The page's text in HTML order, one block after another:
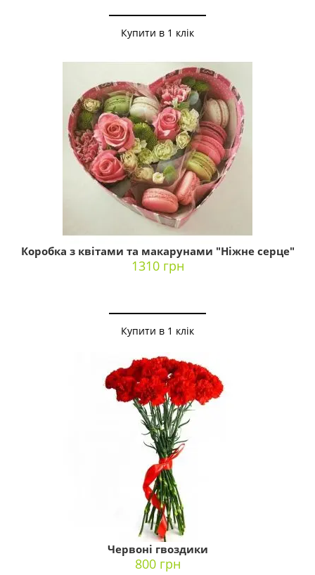
Купити в 1 клік
Коробка з квітами та макарунами "Ніжне серце"
1310 грн
Купити в 1 клік
Червоні гвоздики
800 грн